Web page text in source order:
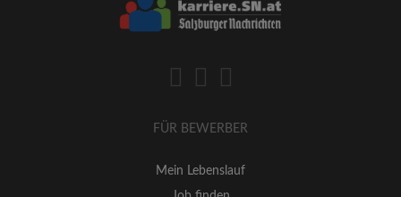
FÜR BEWERBER
Mein Lebenslauf